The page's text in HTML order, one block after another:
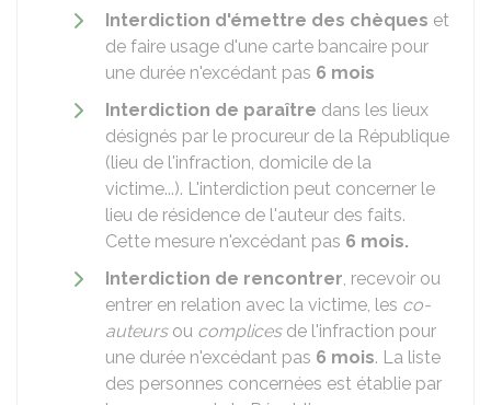
Interdiction d'émettre des chèques et
de faire usage d'une carte bancaire pour
une durée n'excédant pas 6 mois
Interdiction de paraître dans les lieux
désignés par le procureur de la République
(lieu de l'infraction, domicile de la
victime...). L'interdiction peut concerner le
lieu de résidence de l'auteur des faits.
Cette mesure n'excédant pas 6 mois.
Interdiction de rencontrer, recevoir ou
entrer en relation avec la victime, les co-
auteursou complicesde l'infraction pour
une durée n'excédant pas 6 mois. La liste
des personnes concernées est établie par